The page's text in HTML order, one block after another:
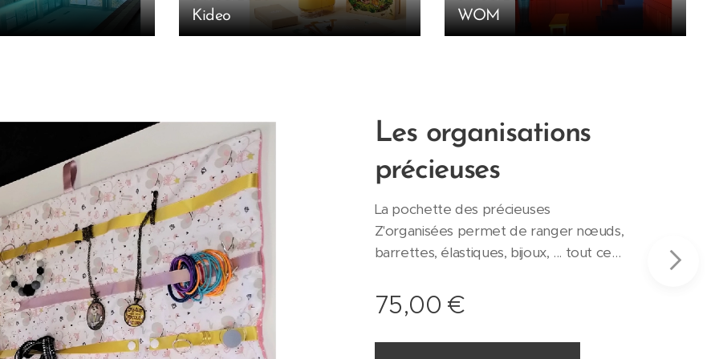
Kideo WOM
Les organisations
précieuses
La pochette des précieuses
Z'organisées permet de ranger nœuds,
barrettes, élastiques, bijoux, ... tout ce
ranger, organiser facilement. A la
maison ou en voyage, terminé les
bijoux emmêlés, les bacs de chouchous
75,00 €